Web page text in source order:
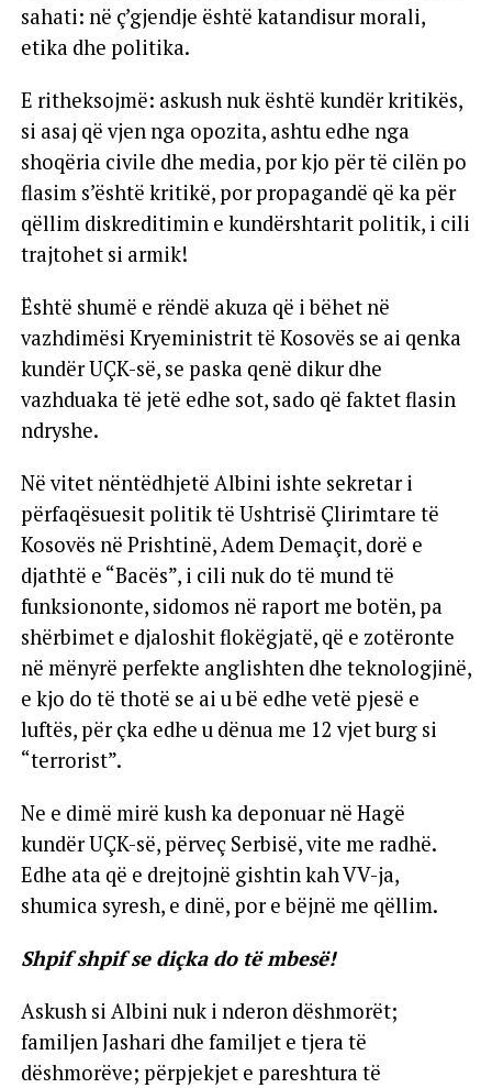
sahati: në ç’gjendje është katandisur morali,
etika dhe politika.
E ritheksojmë: askush nuk është kundër kritikës,
si asaj që vjen nga opozita, ashtu edhe nga
shoqëria civile dhe media, por kjo për të cilën po
flasim s’është kritikë, por propagandë që ka për
qëllim diskreditimin e kundërshtarit politik, i cili
trajtohet si armik!
Është shumë e rëndë akuza që i bëhet në
vazhdimësi Kryeministrit të Kosovës se ai qenka
kundër UÇK-së, se paska qenë dikur dhe
vazhduaka të jetë edhe sot, sado që faktet flasin
ndryshe.
Në vitet nëntëdhjetë Albini ishte sekretar i
përfaqësuesit politik të Ushtrisë Çlirimtare të
Kosovës në Prishtinë, Adem Demaçit, dorë e
djathtë e “Bacës”, i cili nuk do të mund të
funksiononte, sidomos në raport me botën, pa
shërbimet e djaloshit flokëgjatë, që e zotëronte
në mënyrë perfekte anglishten dhe teknologjinë,
e kjo do të thotë se ai u bë edhe vetë pjesë e
luftës, për çka edhe u dënua me 12 vjet burg si
“terrorist”.
Ne e dimë mirë kush ka deponuar në Hagë
kundër UÇK-së, përveç Serbisë, vite me radhë.
Edhe ata që e drejtojnë gishtin kah VV-ja,
shumica syresh, e dinë, por e bëjnë me qëllim.
Shpif shpif se diçka do të mbesë!
Askush si Albini nuk i nderon dëshmorët;
familjen Jashari dhe familjet e tjera të
dëshmorëve; përpjekjet e pareshtura të